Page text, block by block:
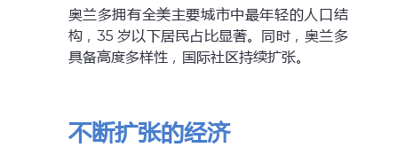
奥兰多拥有全美主要城市中最年轻的人口结
构，35 岁以下居民占比显著。同时，奥兰多
具备高度多样性，国际社区持续扩张。
不断扩张的经济